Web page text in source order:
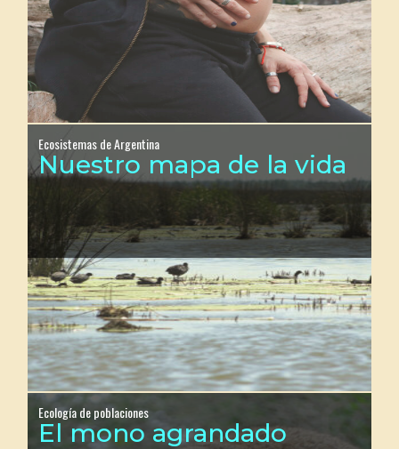
Ecosistemas de Argentina
Nuestro mapa de la vida
Ecología de poblaciones
El mono agrandado